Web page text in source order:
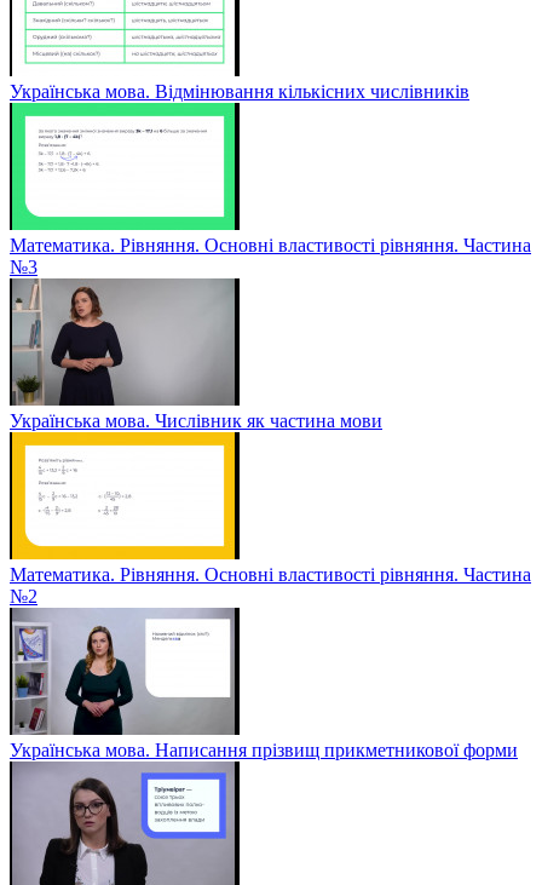
Українська мова. Відмінювання кількісних числівників
Математика. Рівняння. Основні властивості рівняння. Частина
№3
Українська мова. Числівник як частина мови
Математика. Рівняння. Основні властивості рівняння. Частина
№2
Українська мова. Написання прізвищ прикметникової форми